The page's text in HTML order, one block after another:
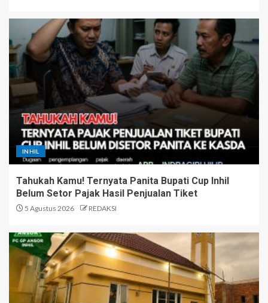
INHIL
Tahukah Kamu! Ternyata Panita Bupati Cup Inhil
Belum Setor Pajak Hasil Penjualan Tiket
5 Agustus 2026 REDAKSI